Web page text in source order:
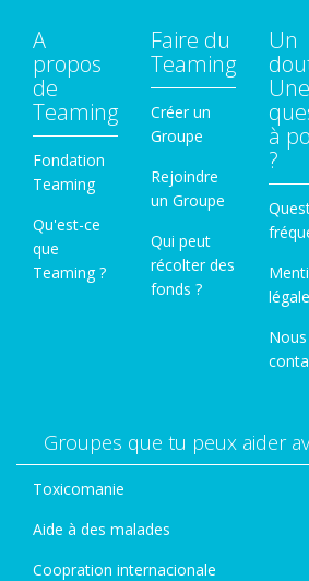
A
propos
de
Teaming
Fondation
Teaming
Qu'est-ce
que
Teaming ?
Faire du
Teaming
Créer un
Groupe
Rejoindre
un Groupe
Qui peut
récolter des
fonds ?
Un
Une
à
?
légale
Nous
Groupes que tu peux aider
Toxicomanie
Aide à des malades
Coopration internacionale